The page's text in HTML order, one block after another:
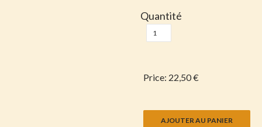
Quantité
Price: 22,50 €